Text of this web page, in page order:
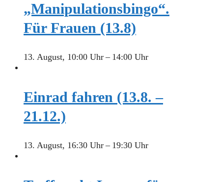
„Manipulationsbingo“.
Für Frauen (13.8)
13. August, 10:00 Uhr– 14:00 Uhr
Einrad fahren (13.8. –
21.12.)
13. August, 16:30 Uhr– 19:30 Uhr